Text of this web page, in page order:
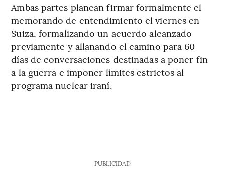
Ambas partes planean firmar formalmente el
memorando de entendimiento el viernes en
Suiza, formalizando un acuerdo alcanzado
previamente y allanando el camino para 60
días de conversaciones destinadas a poner fin
a la guerra e imponer límites estrictos al
programa nuclear iraní.
PUBLICIDAD